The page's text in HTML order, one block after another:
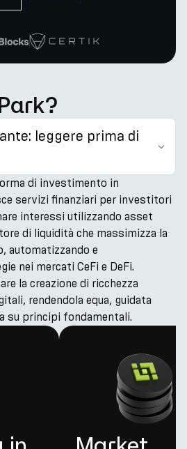
leggere prima di
di investimento in
servizi finanziari per investitori
interessi utilizzando asset
di liquidità che massimizza la
automatizzando e
nei mercati CeFi e DeFi.
la creazione di ricchezza
rendendola equa, guidata
su principi fondamentali.